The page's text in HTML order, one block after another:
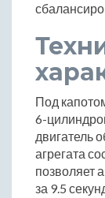
Под
6-
двигатель
агрегата
позволяет
за 9.5